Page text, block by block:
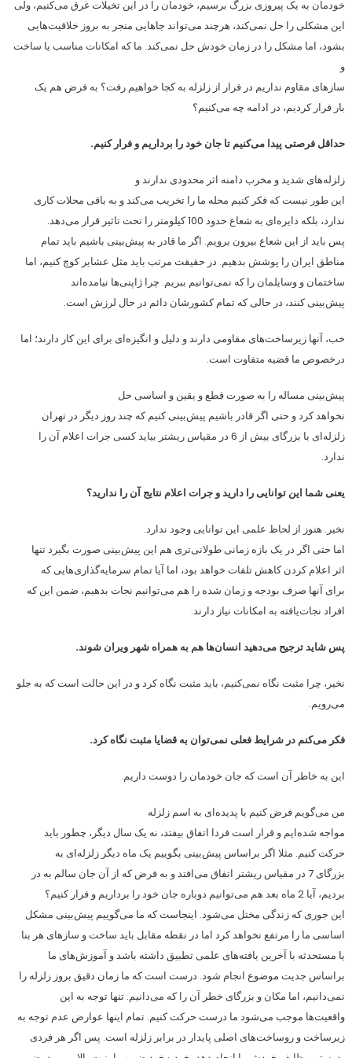
خودمان به یک پیروزی بزرگ برسیم، خودمان را در این تخیلات غرق می‌کنیم، ولی
این مشکلی را حل نمی‌کند، هرچند می‌تواند جاهایی منجر به بروز خلاقیت‌هایی
بشود، اما مشکل را در زمان خودش حل نمی‌کند. ما که امکانات مناسب یا ساخت
و
سازهای مقاوم نداریم در فرار از زلزله به کجا خواهیم رفت؟ به فرض هم یک
بار فرار کردیم، در ادامه چه می‌کنیم؟
حداقل فرصتی پیدا می‌کنیم تا جان خود را برداریم و فرار کنیم.
زلزله‌های شدید و مخرب دامنه اثر محدودی ندارند و
این طور نیست که فکر کنیم محله ما را تخریب می‌کند و به باقی محلات کاری
ندارد، بلکه دایره‌ای به شعاع حدود 100 کیلومتر را تحت تاثیر قرار می‌دهد.
پس باید از این شعاع بیرون برویم. اگر ما قادر به پیش‌بینی باشیم باید تمام
مناطق ایران را پوشش بدهیم. در حقیقت مرتب باید مثل عشایر کوچ کنیم، اما
ساختمان و وسایلمان را که نمی‌توانیم ببریم. چرا ژاپنی‌ها نیامده‌اند
پیش‌بینی کنند، در حالی که تمام کشورشان دائم در حال لرزش است.
خب، آنها زیرساخت‌های مقاومی دارند و دلیل و انگیزه‌ای برای این کار دارند؛ اما
درخصوص ما قضیه متفاوت است.
پیش‌بینی مساله را به صورت قطع و یقین و اساسی حل
نخواهد کرد و حتی اگر قادر باشیم پیش‌بینی کنیم که چند روز دیگر در تهران
زلزله‌ای با بزرگای بیش از 6 در مقیاس ریشتر بیاید کسی جرات اعلام آن را
ندارد.
یعنی شما این توانایی را دارید و جرات اعلام نتایج آن را ندارید؟
نخیر. هنوز از لحاظ علمی این توانایی وجود ندارد.
اما حتی اگر در یک بازه زمانی طولانی‌تری هم این پیش‌بینی صورت بگیرد تنها
اثر اعلام کردن کاهش تلفات خواهد بود، اما آیا تمام سرمایه‌گذاری‌هایی که
برای آنها صرف بودجه و زمان شده را هم می‌توانیم نجات بدهیم، ضمن این که
افراد نجات‌یافته به امکانات نیاز دارند.
پس شاید ترجیح می‌دهید انسان‌ها هم به همراه شهر ویران شوند.
نخیر، چرا مثبت نگاه نمی‌کنیم، باید مثبت نگاه کرد و در این حالت است که به جلو
می‌رویم.
فکر می‌کنم در شرایط فعلی نمی‌توان به قضایا مثبت نگاه کرد.
این به خاطر آن است که جان خودمان را دوست داریم.
من می‌گویم فرض کنیم با پدیده‌ای به اسم زلزله
مواجه شده‌ایم و قرار است فردا اتفاق بیفتد، نه یک سال دیگر، چطور باید
حرکت کنیم. مثلا اگر براساس پیش‌بینی بگوییم یک ماه دیگر زلزله‌ای به
بزرگای 7 در مقیاس ریشتر اتفاق می‌افتد و به فرض که از آن جان سالم به در
بردیم، آیا 2 ماه بعد هم می‌توانیم دوباره جان خود را برداریم و فرار کنیم؟
این جوری که زندگی مختل می‌شود. اینجاست که ما می‌گوییم پیش‌بینی مشکل
اساسی ما را مرتفع نخواهد کرد اما در نقطه مقابل باید ساخت و سازهای هر بنا
یا مستحدثه با آخرین یافته‌های علمی تطبیق داشته باشد و آموزش‌های ما
براساس جدیت موضوع انجام شود. درست است که ما زمان دقیق بروز زلزله را
نمی‌دانیم، اما مکان و بزرگای خطر آن را که می‌دانیم. تنها توجه به این
واقعیت‌ها موجب می‌شود ما درست حرکت کنیم. تمام اینها عوارض عدم توجه به
زیرساخت و روساخت‌های اصلی پایدار در برابر زلزله است. پس اگر هر فردی